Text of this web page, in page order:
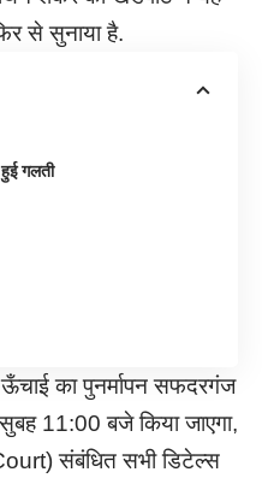
से सुनाया है.
हुई गलती
ऊँचाई का पुनर्मापन सफदरगंज
11:00 बजे किया जाएगा,
संबंधित सभी डिटेल्स